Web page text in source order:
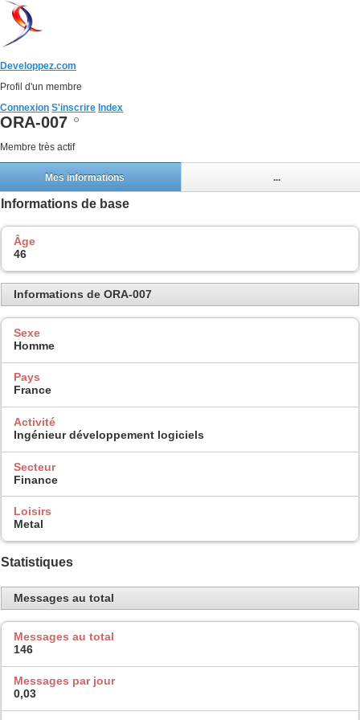
Developpez.com
Profil d'un membre
Connexion S'inscrire Index
ORA-007
Membre très actif
Mes informations ...
Informations de base
Âge
46
Informations de ORA-007
Sexe
Homme
Pays
France
Activité
Ingénieur développement logiciels
Secteur
Finance
Loisirs
Metal
Statistiques
Messages au total
Messages au total
146
Messages par jour
0,03